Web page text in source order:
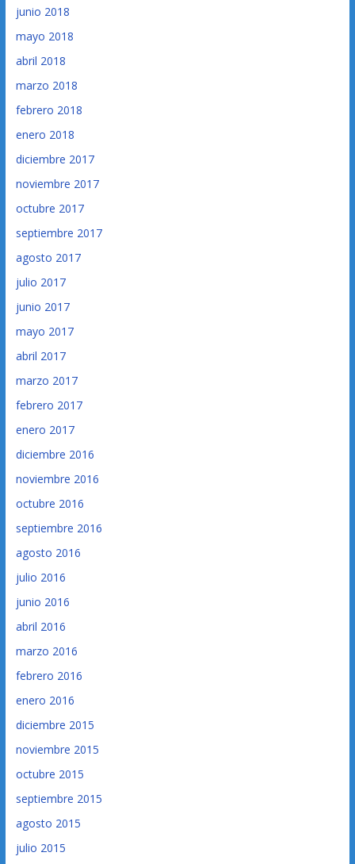
junio 2018
mayo 2018
abril 2018
marzo 2018
febrero 2018
enero 2018
diciembre 2017
noviembre 2017
octubre 2017
septiembre 2017
agosto 2017
julio 2017
junio 2017
mayo 2017
abril 2017
marzo 2017
febrero 2017
enero 2017
diciembre 2016
noviembre 2016
octubre 2016
septiembre 2016
agosto 2016
julio 2016
junio 2016
abril 2016
marzo 2016
febrero 2016
enero 2016
diciembre 2015
noviembre 2015
octubre 2015
septiembre 2015
agosto 2015
julio 2015